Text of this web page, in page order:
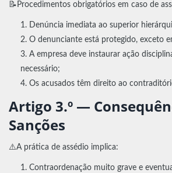
📝Procedimentos obrigatórios em caso de
Denúncia imediata ao superior
O denunciante está protegido, exceto
A empresa deve instaurar ação
necessário;
Os acusados têm direito ao
Artigo 3.º —
Sanções
⚠️A prática de assédio implica:
Contraordenação muito grave e